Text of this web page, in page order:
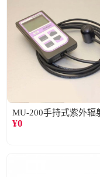
MU-200手持式紫外辐
¥0